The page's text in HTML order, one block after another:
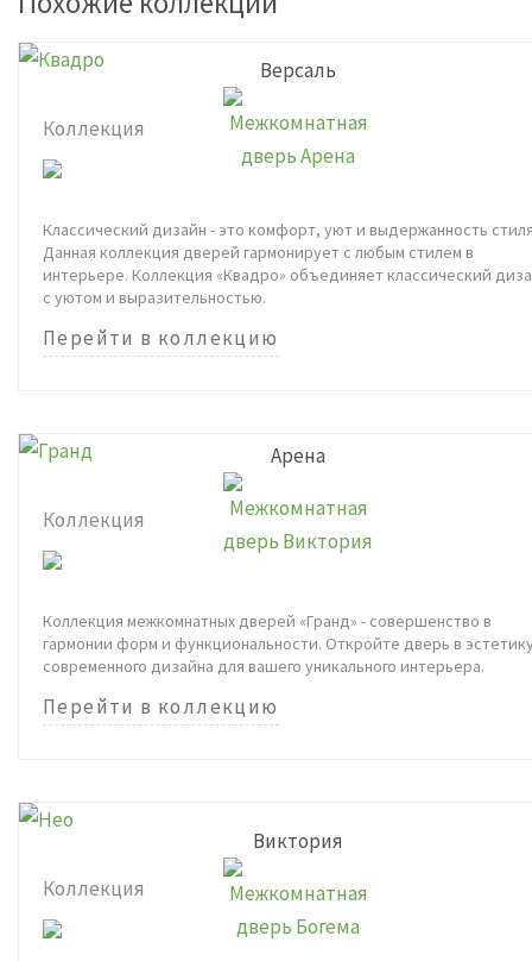
Версаль
Арена
Виктория
Коллекция
Классический дизайн - это комфорт, уют и выдержанность
Данная коллекция дверей гармонирует с любым стилем в
интерьере. Коллекция «Квадро» объединяет классический
с уютом и выразительностью.
Перейти в коллекцию
Коллекция
Коллекция межкомнатных дверей «Гранд» - совершенство в
гармонии форм и функциональности. Откройте дверь в
современного дизайна для вашего уникального интерьера.
Перейти в коллекцию
Коллекция